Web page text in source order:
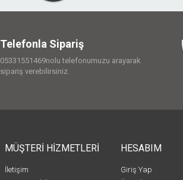
Telefonla Sipariş
05331551469nolu telefonumuzu arayarak
sipariş verebilirsiniz.
MÜŞTERİ HİZMETLERİ
İletişim
HESABIM
Giriş Yap